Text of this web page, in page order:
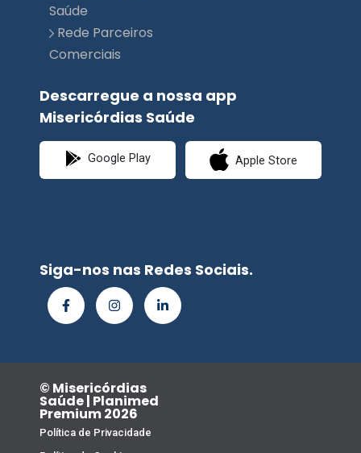
Saúde
Rede Parceiros
Comerciais
Descarregue a nossa app
Misericórdias Saúde
Google Play Apple Store
Siga-nos nas Redes Sociais.
© Misericórdias
Saúde | Planimed
Premium 2026
Política de Privacidade